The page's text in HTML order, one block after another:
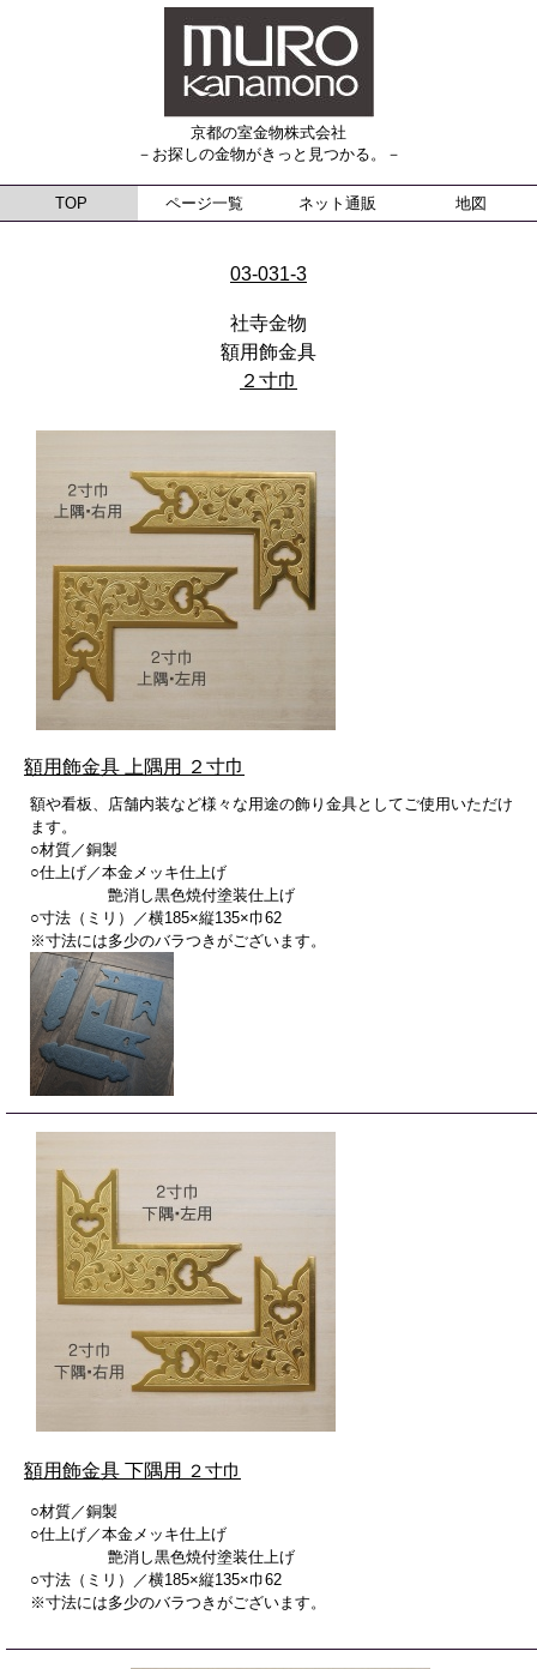
京都の室金物株式会社
－お探しの金物がきっと見つかる。－
TOP ページ一覧 ネット通販 地図
03-031-3
社寺金物
額用飾金具
２寸巾
額用飾金具 上隅用 ２寸巾
額や看板、店舗内装など様々な用途の飾り金具としてご使用いただけ
ます。
○材質／銅製
○仕上げ／本金メッキ仕上げ
艶消し黒色焼付塗装仕上げ
○寸法（ミリ）／横185×縦135×巾62
※寸法には多少のバラつきがございます。
額用飾金具 下隅用 ２寸巾
○材質／銅製
○仕上げ／本金メッキ仕上げ
艶消し黒色焼付塗装仕上げ
○寸法（ミリ）／横185×縦135×巾62
※寸法には多少のバラつきがございます。